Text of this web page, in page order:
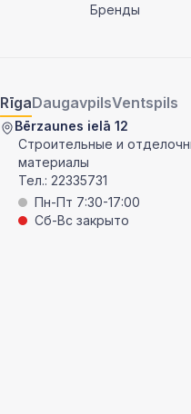
Бренды
RīgaDaugavpilsVentspils
Bērzaunes ielā 12
Строительные и
материалы
Тел.: 22335731
Пн-Пт 7:30-17:00
Сб-Вс закрыто